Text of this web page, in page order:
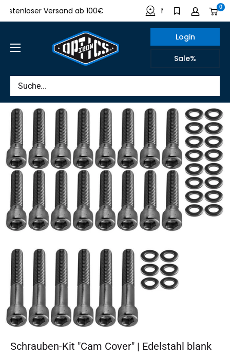
Direkt
zum
Versand ab 100€ Made in Germany 0
IRON
Login
Sale%
Schrauben-Kit "Cam Cover" | Edelstahl blank